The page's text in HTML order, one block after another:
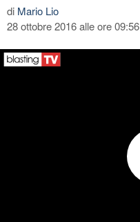
di Mario Lio
28 ottobre 2016 alle ore 09:56